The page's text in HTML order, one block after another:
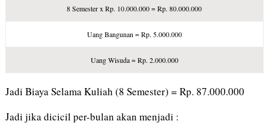
8 Semester x Rp. 10.000.000 = Rp. 80.000.000
Uang Bangunan = Rp. 5.000.000
Uang Wisuda = Rp. 2.000.000
Jadi Biaya Selama Kuliah (8 Semester) = Rp. 87.000.000
Jadi jika dicicil per-bulan akan menjadi :